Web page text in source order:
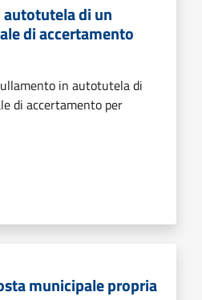
di un
di accertamento
in autotutela di
di accertamento per
municipale propria